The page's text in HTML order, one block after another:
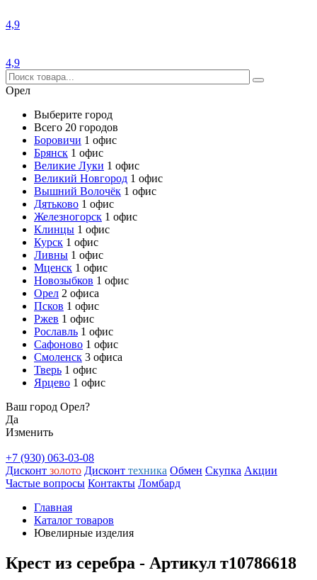
4,9
4,9
Орел
Выберите город
Всего 20 городов
Боровичи 1 офис
Брянск 1 офис
Великие Луки 1 офис
Великий Новгород 1 офис
Вышний Волочёк 1 офис
Дятьково 1 офис
Железногорск 1 офис
Клинцы 1 офис
Курск 1 офис
Ливны 1 офис
Мценск 1 офис
Новозыбков 1 офис
Орел 2 офиса
Псков 1 офис
Ржев 1 офис
Рославль 1 офис
Сафоново 1 офис
Смоленск 3 офиса
Тверь 1 офис
Ярцево 1 офис
Ваш город Орел?
Да
Изменить
+7 (930) 063-03-08
Дисконт золото Дисконт техника Обмен Скупка Акции
Частые вопросы Контакты Ломбард
Главная
Каталог товаров
Ювелирные изделия
Крест из серебра - Артикул т10786618